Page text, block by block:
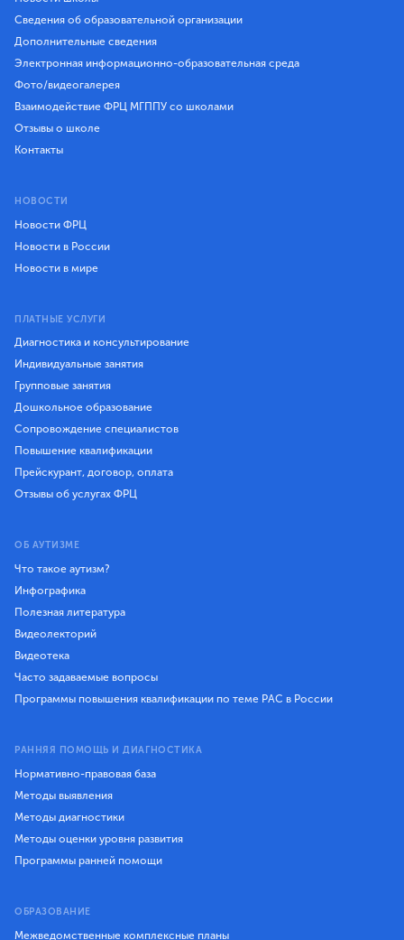
Сведения об образовательной организации
Дополнительные сведения
Электронная информационно-образовательная среда
Фото/видеогалерея
Взаимодействие ФРЦ МГППУ со школами
Отзывы о школе
Контакты
НОВОСТИ
Новости ФРЦ
Новости в России
Новости в мире
ПЛАТНЫЕ УСЛУГИ
Диагностика и консультирование
Индивидуальные занятия
Групповые занятия
Дошкольное образование
Сопровождение специалистов
Повышение квалификации
Прейскурант, договор, оплата
Отзывы об услугах ФРЦ
ОБ АУТИЗМЕ
Что такое аутизм?
Инфографика
Полезная литература
Видеолекторий
Видеотека
Часто задаваемые вопросы
Программы повышения квалификации по теме РАС в России
РАННЯЯ ПОМОЩЬ И ДИАГНОСТИКА
Нормативно-правовая база
Методы выявления
Методы диагностики
Методы оценки уровня развития
Программы ранней помощи
ОБРАЗОВАНИЕ
Межведомственные комплексные планы